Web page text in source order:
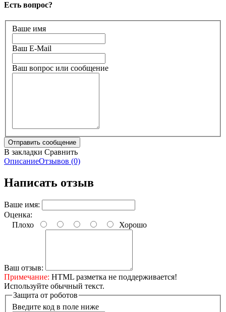
Есть вопрос?
Ваше имя
Ваш E-Mail
Ваш вопрос или сообщение
В закладки Сравнить
ОписаниеОтзывов (0)
Написать отзыв
Ваше имя:
Оценка:
Плохо
Хорошо
Ваш отзыв:
Примечание: HTML разметка не поддерживается!
Используйте обычный текст.
Защита от роботов
Введите код в поле ниже